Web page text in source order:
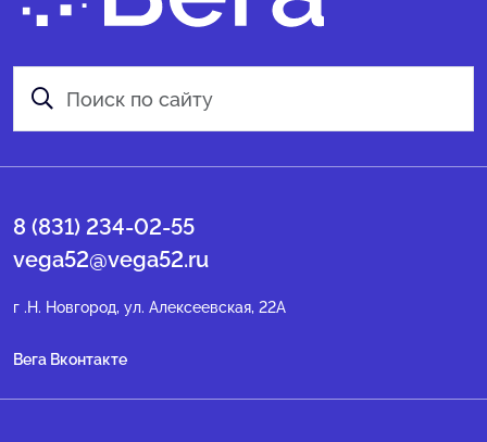
8 (831) 234-02-55
vega52@vega52.ru
г .Н. Новгород, ул. Алексеевская, 22А
Вега Вконтакте